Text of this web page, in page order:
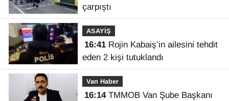
çarpıştı
ASAYİŞ
16:41Rojin Kabaiş’in ailesini tehdit
eden 2 kişi tutuklandı
Van Haber
16:14TMMOB Van Şube Başkanı